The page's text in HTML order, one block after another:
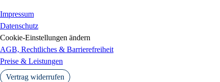
Impressum
Datenschutz
Cookie-Einstellungen ändern
AGB, Rechtliches & Barrierefreiheit
Preise & Leistungen
Vertrag widerrufen